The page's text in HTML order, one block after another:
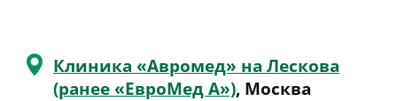
Клиника «Авромед» на Лескова
(ранее «ЕвроМед А»), Москва